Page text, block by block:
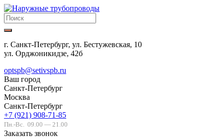
г. Санкт-Петербург, ул. Бестужевская, 10
ул. Орджоникидзе, 42б
optspb@setivspb.ru
Ваш город
Санкт-Петербург
Москва
Санкт-Петербург
+7 (921) 908-71-85
Пн.-Вс. 09.00 — 21.00
Заказать звонок